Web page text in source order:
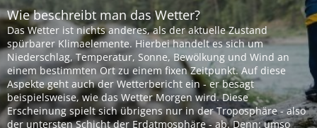
Wie beschreibt man das Wetter?
Das Wetter ist nichts anderes, als der aktuelle Zustand
spürbarer Klimaelemente. Hierbei handelt es sich um
Niederschlag, Temperatur, Sonne, Bewölkung und Wind an
einem bestimmten Ort zu einem fixen Zeitpunkt. Auf diese
Aspekte geht auch der Wetterbericht ein - er besagt
beispielsweise, wie das Wetter Morgen wird. Diese
Erscheinung spielt sich übrigens nur in der Troposphäre - also
der untersten Schicht der Erdatmosphäre - ab. Denn: umso